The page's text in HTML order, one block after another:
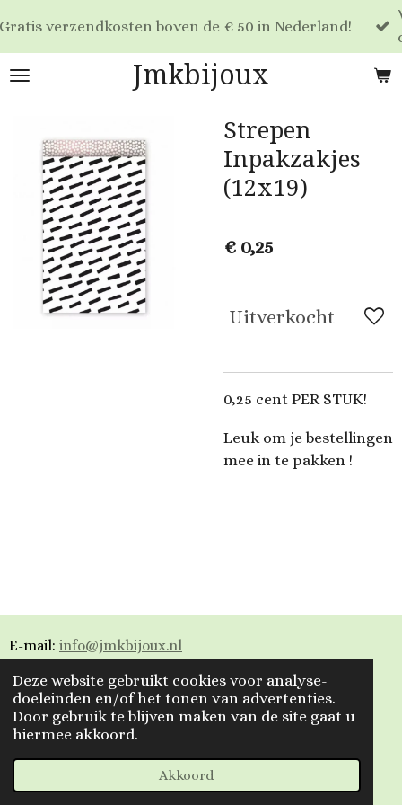
Deze website gebruikt cookies voor analyse-
doeleinden en/of het tonen van advertenties.
Door gebruik te blijven maken van de site gaat u
hiermee akkoord.
Akkoord
Ga
de
Jmkbijoux
boven de € 50 in Nederland!
Voor
dag
Strepen
Inpakzakjes
(12x19)
€ 0,25
Uitverkocht
0,25 cent PER STUK!
Leuk om je bestellingen
mee in te pakken !
E-mail: info@jmkbijoux.nl
Tiktok: jmkbijoux
Instagram: jmkbijoux.nl
Facebook: Jmkbijoux.nl & Jmk Bijoux
© 2023 - 2026 Jmkbijoux